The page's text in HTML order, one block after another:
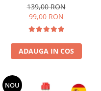
139,00 RON
99,00 RON
ADAUGA IN COS
NOU